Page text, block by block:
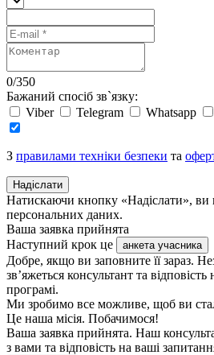
0/350
Бажаний спосіб зв`язку:
Viber
Telegram Whatsapp
З правилами техніки безпеки та
Надіслати
Натискаючи кнопку «Надіслати», ви
персональних даних.
Ваша заявка прийнята
Наступний крок це
анкета учасника
Добре, якщо ви заповните її зараз.
зв’яжеться консультант та
програмі.
Ми зробимо все можливе, щоб ви
Це наша місія. Побачимося!
Ваша заявка прийнята. Наш
з вами та відповість на ваші